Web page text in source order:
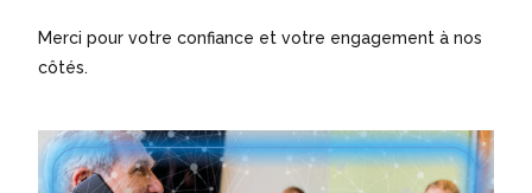
Merci pour votre confiance et votre engagement à nos
côtés.